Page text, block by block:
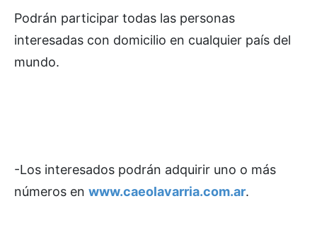
Podrán participar todas las personas
interesadas con domicilio en cualquier país del
mundo.
-Los interesados podrán adquirir uno o más
números en www.caeolavarria.com.ar.